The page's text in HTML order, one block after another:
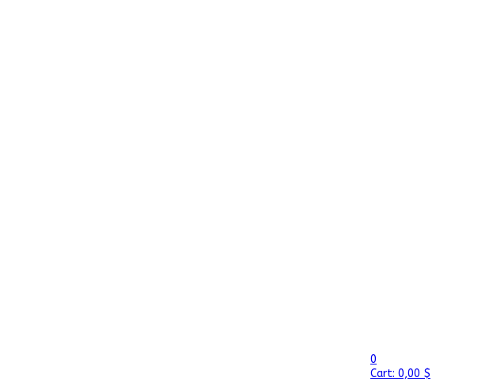
0
Cart: 0,00 $